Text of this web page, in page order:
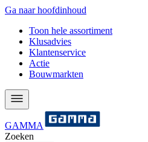
Ga naar hoofdinhoud
Toon hele assortiment
Klusadvies
Klantenservice
Actie
Bouwmarkten
GAMMA
Zoeken